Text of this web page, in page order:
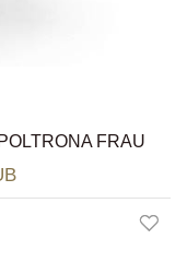
FRAU